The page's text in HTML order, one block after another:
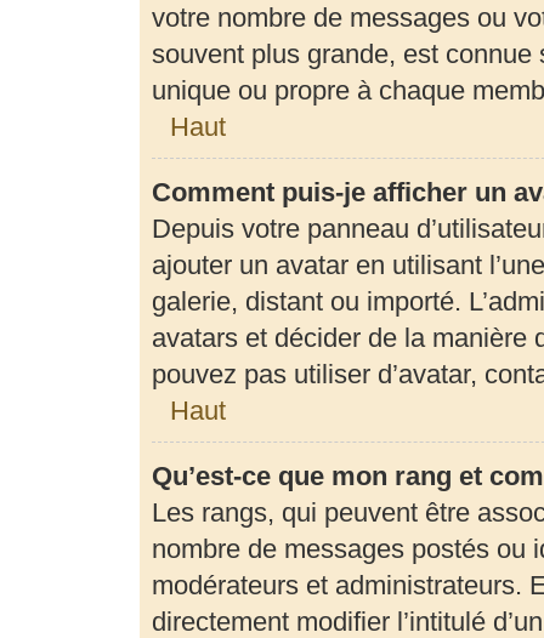
votre nombre de messages ou
souvent plus grande, est connue
unique ou propre à chaque
Haut
Comment puis-je afficher un
Depuis votre panneau
ajouter un avatar en utilisant
galerie, distant ou importé.
avatars et décider de la manière
pouvez pas utiliser d’avatar,
Haut
Qu’est-ce que mon rang et
Les rangs, qui peuvent être
nombre de messages postés ou
modérateurs et administrateurs.
directement modifier l’intitulé